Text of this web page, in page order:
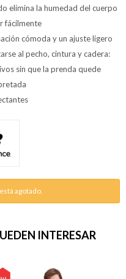
elimina la humedad del cuerpo
fácilmente
cómoda y un ajuste ligero
al pecho, cintura y cadera:
sin que la prenda quede
agotado.
INTERESAR